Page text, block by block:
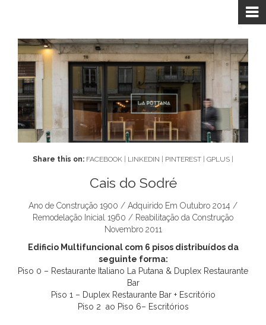
Share this on: FACEBOOK | LINKEDIN | PINTEREST | GPLUS |
Cais do Sodré
Ano de Construção 1900 / Adquirido Em Outubro 2014 /
Remodelação Inicial 1960 / Reabilitação da Construção
Novembro 2011
Edificio Multifuncional com 6 pisos distribuídos da
seguinte forma:
Piso 0 – Restaurante Italiano La Putana & Duplex Restaurante
Bar
Piso 1 – Duplex Restaurante Bar + Escritório
Piso 2 ao Piso 6– Escritórios